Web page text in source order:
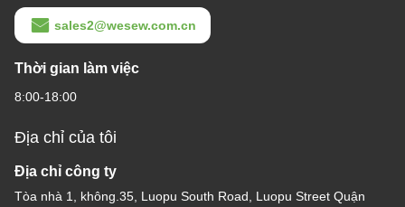
sales2@wesew.com.cn
Thời gian làm việc
8:00-18:00
Địa chỉ của tôi
Địa chỉ công ty
Tòa nhà 1, không.35, Luopu South Road, Luopu Street Quận